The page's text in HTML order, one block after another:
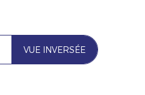
VUE INVERSÉE